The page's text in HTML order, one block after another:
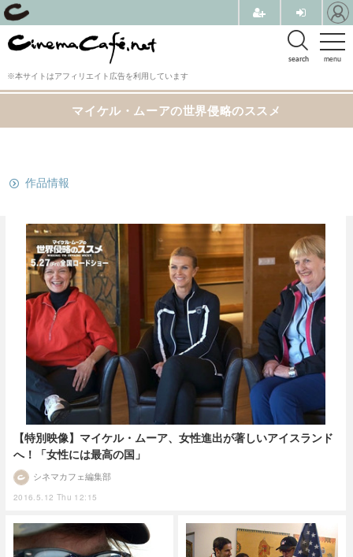
menu
search
※本サイトはアフィリエイト広告を利用しています
マイケル・ムーアの世界侵略のススメ
作品情報
【特別映像】マイケル・ムーア、女性進出が著しいアイスランド
へ！「女性には最高の国」
2016.5.12 Thu 12:15
シネマカフェ編集部